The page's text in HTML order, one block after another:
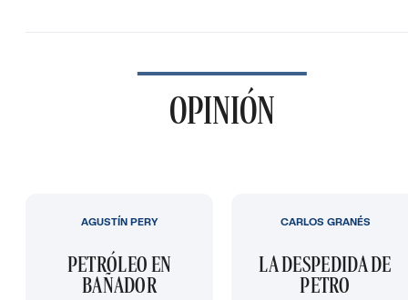
OPINIÓN
PETRÓLEO EN
BAÑADOR
AGUSTÍN PERY
LA DESPEDIDA DE
PETRO
CARLOS GRANÉS